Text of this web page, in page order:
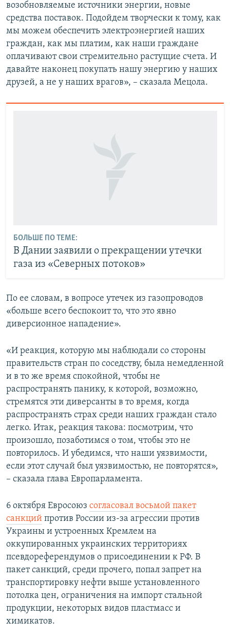
возобновляемые источники энергии, новые
средства поставок. Подойдем творчески к тому, как
мы можем обеспечить электроэнергией наших
граждан, как мы платим, как наши граждане
оплачивают свои стремительно растущие счета. И
давайте наконец покупать нашу энергию у наших
друзей, а не у наших врагов», – сказала Мецола.
БОЛЬШЕ ПО ТЕМЕ:
В Дании заявили о прекращении утечки
газа из «Северных потоков»
По ее словам, в вопросе утечек из газопроводов
«больше всего беспокоит то, что это явно
диверсионное нападение».
«И реакция, которую мы наблюдали со стороны
правительств стран по соседству, была немедленной
и в то же время спокойной, чтобы не
распространять панику, к которой, возможно,
стремятся эти диверсанты в то время, когда
распространять страх среди наших граждан стало
легко. Итак, реакция такова: посмотрим, что
произошло, позаботимся о том, чтобы это не
повторилось. И убедимся, что наши уязвимости,
если этот случай был уязвимостью, не повторятся»,
– сказала глава Европарламента.
6 октября Евросоюз согласовал восьмой пакет
санкций против России из-за агрессии против
Украины и устроенных Кремлем на
оккупированных украинских территориях
псевдореферендумов о присоединении к РФ. В
пакет санкций, среди прочего, попал запрет на
транспортировку нефти выше установленного
потолка цен, ограничения на импорт стальной
продукции, некоторых видов пластмасс и
химикатов.